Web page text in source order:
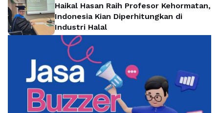
Haikal Hasan Raih Profesor Kehormatan,
Indonesia Kian Diperhitungkan di
Industri Halal